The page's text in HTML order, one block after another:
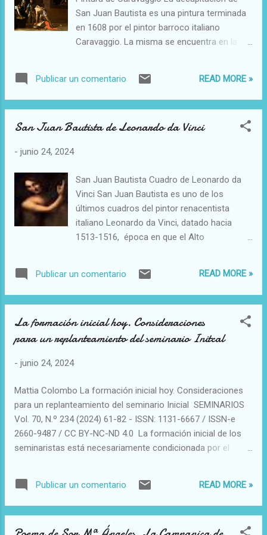
Papiros de Bodmer, un conjunto de textos
descubiertos en 1947 que incluían textos
bíblicos, escritos cristianos y algunos textos
literarios no cristianos. También se les
debido a su descubrimiento en Dishna,
San Juan Bautista es una pintura terminada
en 1608 por el pintor barroco italiano
Caravaggio. La misma se encuentra en la
Caravaggio haya realizado en Malta y
muchos la consideran su obra maestra.
Género: Arte cristiano Ubicación: La Valeta
Publicar un comentario READ MORE »
San Juan Bautista de Leonardo da Vinci
- junio 24, 2024
San Juan Bautista Cuadro de Leonardo da
Vinci San Juan Bautista es uno de los
últimos cuadros del pintor renacentista
italiano Leonardo da Vinci, datado hacia
1513-1516, ​ época en que el Alto
una tabla que mide 69 cm de alto y 57 cm de
ancho. San Juan sujeta con la mano
«ECCE AGNUS DEI QUI TOLLIT PE [ccatum
mundi]», en referencia al sobrenombre
Publicar un comentario READ MORE »
La formación inicial hoy. Consideraciones
para un replanteamiento del seminario Initcal
- junio 24, 2024
Mattia Colombo La formación inicial hoy. Consideraciones
para un replanteamiento del seminario Inicial SEMINARIOS
Vol. 70, N.º 234 (2024) 61-82 - ISSN: 1131-6667 / ISSN-e
2660-9487 / CC BY-NC-ND 4.0 La formación inicial de los
seminaristas está necesariamente condicionada por el
actual está marcado por tres cuestiones decididamente
amplias y complejas, que animan el debate eclesial y están
estrechamente vinculadas al problema de la eficacia de la
Publicar un comentario READ MORE »